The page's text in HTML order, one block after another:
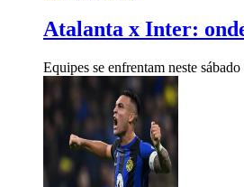
Atalanta x Inter:
Equipes se enfrentam neste